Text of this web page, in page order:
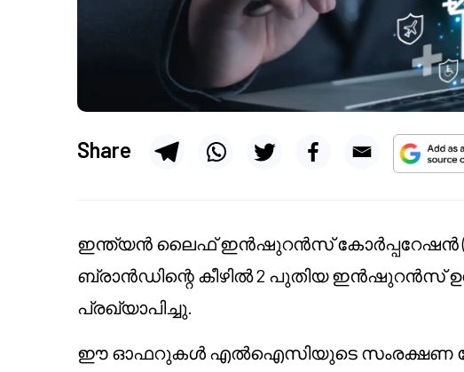
Share
ഇന്ത്യൻ ലൈഫ് ഇൻഷുറൻസ് കോർപ്പറേഷൻ
ബ്രാൻഡിന്റെ കീഴിൽ 2 പുതിയ ഇൻഷുറൻസ്
പ്രഖ്യാപിച്ചു.
ഈ ഓഫറുകൾ എൽഐസിയുടെ സംരക്ഷണ